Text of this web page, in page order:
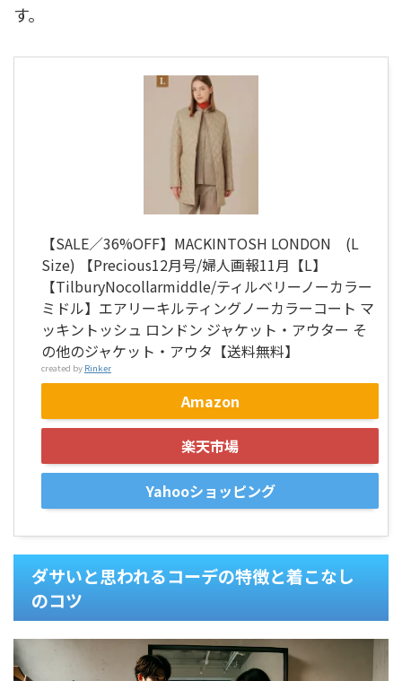
す。
【SALE／36%OFF】MACKINTOSH LONDON (L
Size) 【Precious12月号/婦人画報11月【L】
【TilburyNocollarmiddle/ティルベリーノーカラー
ミドル】エアリーキルティングノーカラーコート マ
ッキントッシュ ロンドン ジャケット・アウター そ
の他のジャケット・アウタ【送料無料】
created by Rinker
Amazon
楽天市場
Yahooショッピング
ダサいと思われるコーデの特徴と着こなし
のコツ